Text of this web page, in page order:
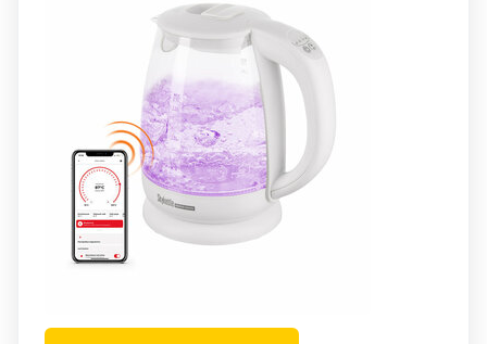
нагревается, чайник автоматически
переходит в режим поддержания
температуры. Таким образом, вы всегда
сможете наслаждаться горячим напитком
даже после некоторого времени. Этот чайник
сочетает в себе стильный дизайн и
функциональность, что делает его отличным
выбором для вашей кухни.